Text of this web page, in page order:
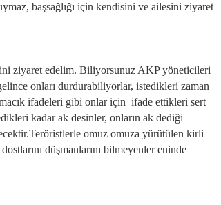
başsağlığı için kendisini ve ailesini ziyaret
ziyaret edelim. Biliyorsunuz AKP yöneticileri
onları durdurabiliyorlar, istedikleri zaman
ifadeleri gibi onlar için ifade ettikleri sert
kadar ak desinler, onların ak dediği
omuz omuza yürütülen kirli
düşmanlarını bilmeyenler eninde